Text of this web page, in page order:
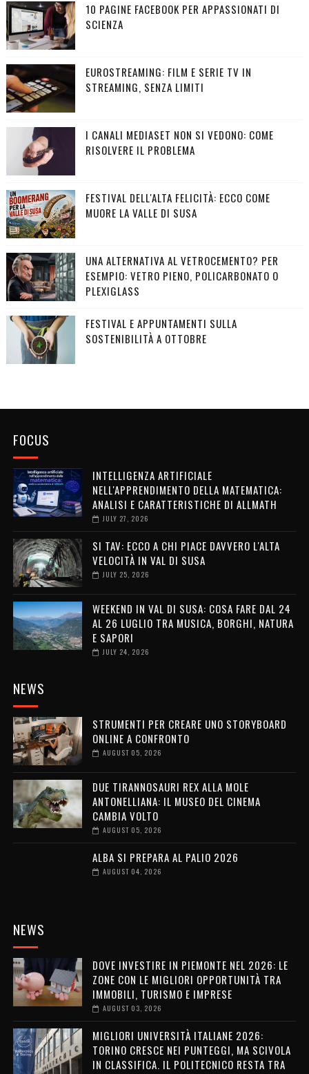
10 PAGINE FACEBOOK PER APPASSIONATI DI
SCIENZA
EUROSTREAMING: FILM E SERIE TV IN
STREAMING, SENZA LIMITI
I CANALI MEDIASET NON SI VEDONO: COME
RISOLVERE IL PROBLEMA
FESTIVAL DELL'ALTA FELICITÀ: ECCO COME
MUORE LA VALLE DI SUSA
UNA ALTERNATIVA AL VETROCEMENTO? PER
ESEMPIO: VETRO PIENO, POLICARBONATO O
PLEXIGLASS
FESTIVAL E APPUNTAMENTI SULLA
SOSTENIBILITÀ A OTTOBRE
FOCUS
INTELLIGENZA ARTIFICIALE
NELL'APPRENDIMENTO DELLA MATEMATICA:
ANALISI E CARATTERISTICHE DI ALLMATH
JULY 27, 2026
SI TAV: ECCO A CHI PIACE DAVVERO L'ALTA
VELOCITÀ IN VAL DI SUSA
JULY 25, 2026
WEEKEND IN VAL DI SUSA: COSA FARE DAL 24
AL 26 LUGLIO TRA MUSICA, BORGHI, NATURA
E SAPORI
JULY 24, 2026
NEWS
STRUMENTI PER CREARE UNO STORYBOARD
ONLINE A CONFRONTO
AUGUST 05, 2026
DUE TIRANNOSAURI REX ALLA MOLE
ANTONELLIANA: IL MUSEO DEL CINEMA
CAMBIA VOLTO
AUGUST 05, 2026
ALBA SI PREPARA AL PALIO 2026
AUGUST 04, 2026
NEWS
DOVE INVESTIRE IN PIEMONTE NEL 2026: LE
ZONE CON LE MIGLIORI OPPORTUNITÀ TRA
IMMOBILI, TURISMO E IMPRESE
AUGUST 03, 2026
MIGLIORI UNIVERSITÀ ITALIANE 2026:
TORINO CRESCE NEI PUNTEGGI, MA SCIVOLA
IN CLASSIFICA. IL POLITECNICO RESTA TRA